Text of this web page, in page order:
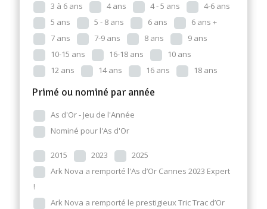
3 à 6 ans
4 ans 4 - 5 ans
4-6 ans
5 ans
5 - 8 ans 6 ans
6 ans +
7 ans
7-9 ans 8 ans
9 ans
10-15 ans
16-18 ans
10 ans
12 ans
14 ans 16 ans 18 ans
Primé ou nominé par année
As d'Or - Jeu de l'Année
Nominé pour l'As d'Or
2015 2023
2025
Ark Nova a remporté l'As d’Or Cannes 2023 Expert
!
Ark Nova a remporté le prestigieux Tric Trac d’Or